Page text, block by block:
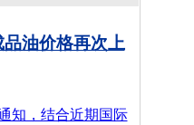
油价格再次上
知，结合近期国际